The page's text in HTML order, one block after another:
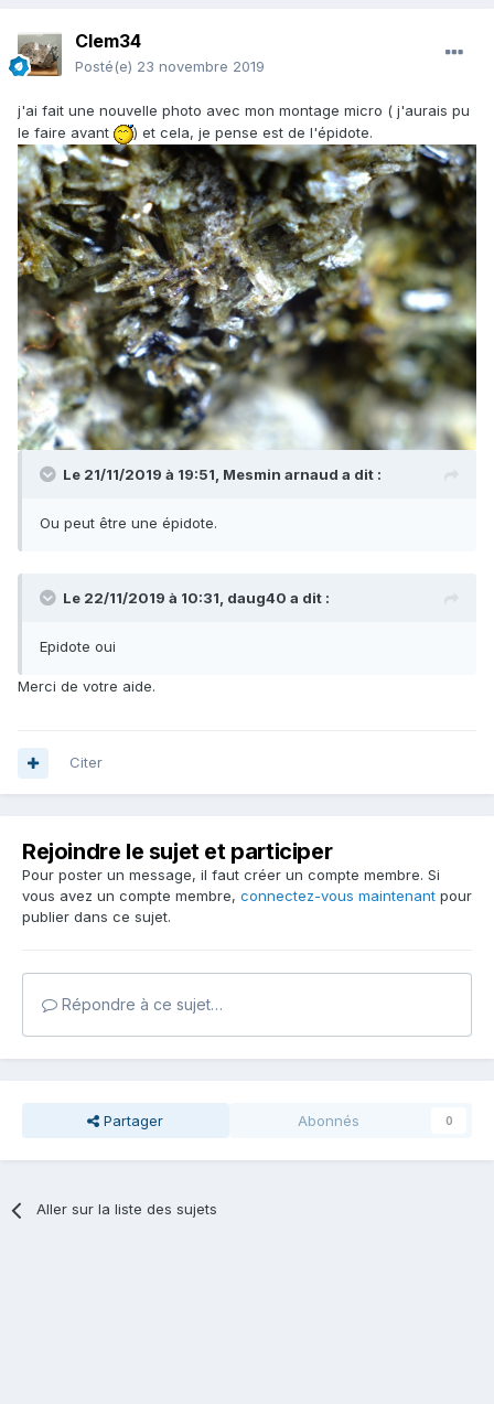
Clem34
Posté(e) 23 novembre 2019
j'ai fait une nouvelle photo avec mon montage micro ( j'aurais pu
le faire avant
) et cela, je pense est de l'épidote.
Le 21/11/2019 à 19:51, Mesmin arnaud a dit :
Ou peut être une épidote.
Le 22/11/2019 à 10:31, daug40 a dit :
Epidote oui
Merci de votre aide.
Citer
Rejoindre le sujet et participer
Pour poster un message, il faut créer un compte membre. Si
vous avez un compte membre, connectez-vous maintenant pour
publier dans ce sujet.
Répondre à ce sujet…
Partager Abonnés 0
Aller sur la liste des sujets